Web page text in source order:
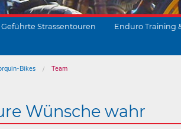
Geführte Strassentouren Enduro Training
Bikes
Team
Wünsche wahr